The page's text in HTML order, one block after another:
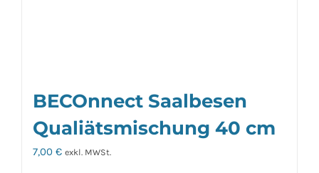
BECOnnect Saalbesen
Qualiätsmischung 40 cm
7,00 € exkl. MWSt.